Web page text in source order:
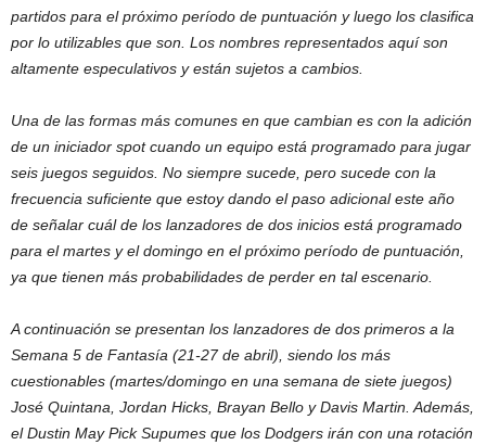
partidos para el próximo período de puntuación y luego los clasifica
por lo utilizables que son. Los nombres representados aquí son
altamente especulativos y están sujetos a cambios.
Una de las formas más comunes en que cambian es con la adición
de un iniciador spot cuando un equipo está programado para jugar
seis juegos seguidos. No siempre sucede, pero sucede con la
frecuencia suficiente que estoy dando el paso adicional este año
de señalar cuál de los lanzadores de dos inicios está programado
para el martes y el domingo en el próximo período de puntuación,
ya que tienen más probabilidades de perder en tal escenario.
A continuación se presentan los lanzadores de dos primeros a la
Semana 5 de Fantasía (21-27 de abril), siendo los más
cuestionables (martes/domingo en una semana de siete juegos)
José Quintana, Jordan Hicks, Brayan Bello y Davis Martin. Además,
el Dustin May Pick Supumes que los Dodgers irán con una rotación